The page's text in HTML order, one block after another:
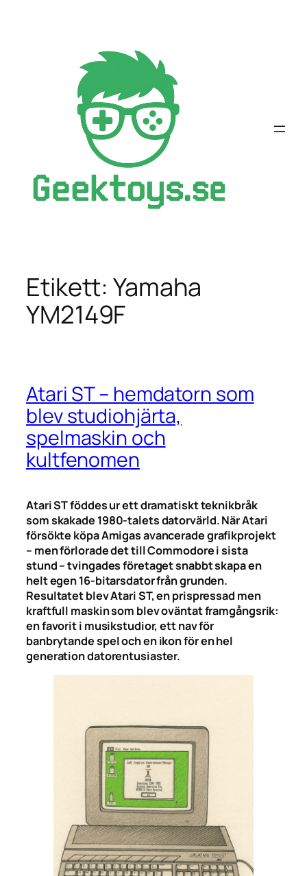
Etikett:Yamaha
YM2149F
Atari ST – hemdatorn som
blev studiohjärta,
spelmaskin och
kultfenomen
Atari ST föddes ur ett dramatiskt teknikbråk
som skakade 1980-talets datorvärld. När Atari
försökte köpa Amigas avancerade grafikprojekt
– men förlorade det till Commodore i sista
stund – tvingades företaget snabbt skapa en
helt egen 16-bitarsdator från grunden.
Resultatet blev Atari ST, en prispressad men
kraftfull maskin som blev oväntat framgångsrik:
en favorit i musikstudior, ett nav för
banbrytande spel och en ikon för en hel
generation datorentusiaster.